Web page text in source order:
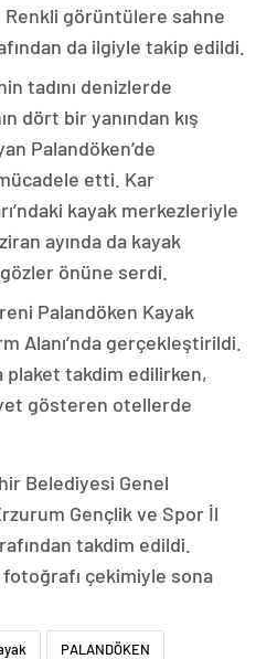
görüntülere sahne
da ilgiyle takip edildi.
tadını denizlerde
dört bir yanından kış
Palandöken’de
etti. Kar
kayak merkezleriyle
ayında da kayak
önüne serdi.
Palandöken Kayak
Alanı’nda gerçekleştirildi.
takdim edilirken,
gösteren otellerde
Belediyesi Genel
Gençlik ve Spor İl
takdim edildi.
çekimiyle sona
PALANDÖKEN